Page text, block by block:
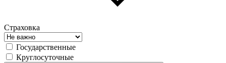
Страховка
Государственные
Круглосуточные